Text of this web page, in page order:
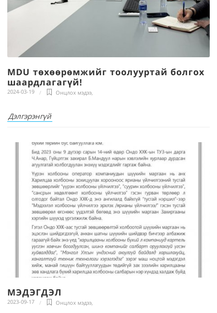
MDU төхөөрөмжийг тоолууртай болгох
шаардлагагүй!
2024-03-19 Онцлох мэдээ,
Дэлгэрэнгүй
МЭДЭГДЭЛ
2023-09-17 Онцлох мэдээ,